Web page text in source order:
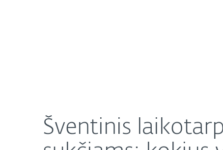
Šventinis